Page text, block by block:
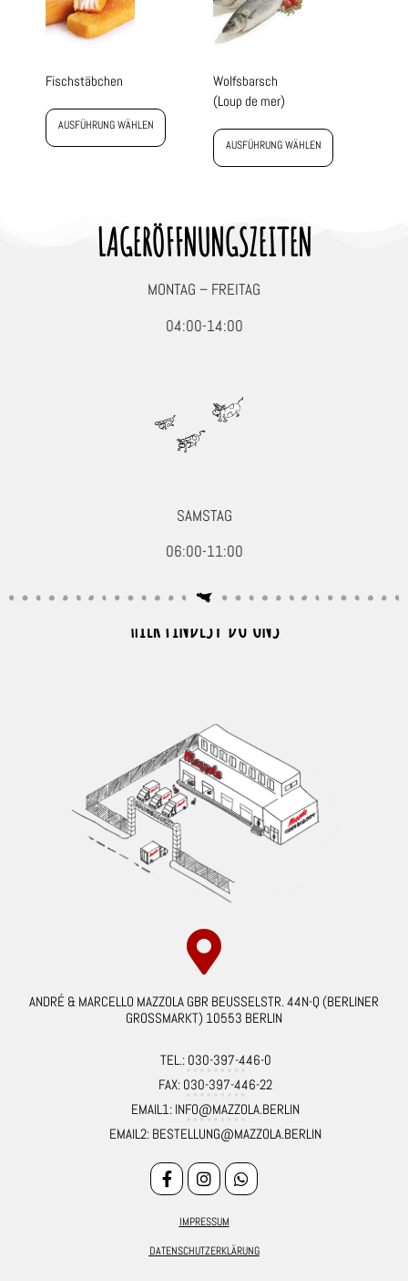
Fischstäbchen
AUSFÜHRUNG WÄHLEN
Wolfsbarsch
(Loup de mer)
AUSFÜHRUNG WÄHLEN
LAGERÖFFNUNGSZEITEN
MONTAG – FREITAG
04:00-14:00
SAMSTAG
06:00-11:00
HIER FINDEST DU UNS
ANDRÉ & MARCELLO MAZZOLA GBR BEUSSELSTR. 44N-Q (BERLINER
GROSSMARKT) 10553 BERLIN
TEL.: 030-397-446-0
FAX: 030-397-446-22
EMAIL1: INFO@MAZZOLA.BERLIN
EMAIL2: BESTELLUNG@MAZZOLA.BERLIN
IMPRESSUM
DATENSCHUTZERKLÄRUNG